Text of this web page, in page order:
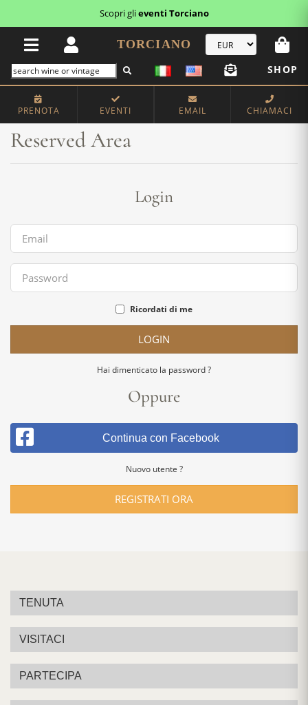
Scopri glieventi Torciano
TORCIANO
SHOP
PRENOTA EVENTI EMAIL CHIAMACI
Home Reserved Area
Reserved Area
Login
Ricordati di me
LOGIN
Hai dimenticato la password ?
Oppure
Continua con Facebook
Nuovo utente ?
REGISTRATI ORA
TENUTA
VISITACI
PARTECIPA